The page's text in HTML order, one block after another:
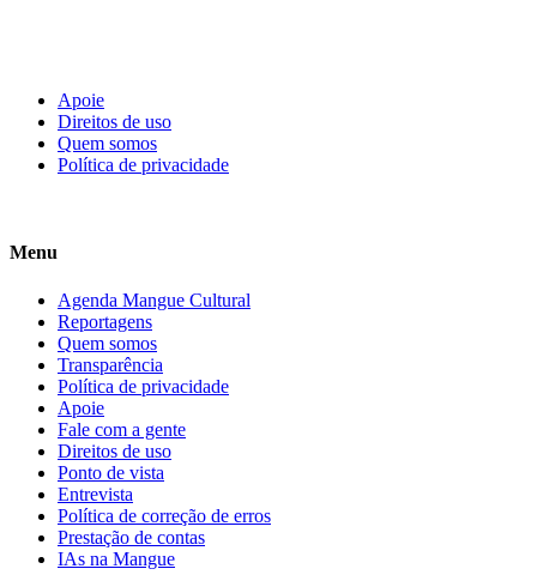
Apoie
Direitos de uso
Quem somos
Política de privacidade
Menu
Agenda Mangue Cultural
Reportagens
Quem somos
Transparência
Política de privacidade
Apoie
Fale com a gente
Direitos de uso
Ponto de vista
Entrevista
Política de correção de erros
Prestação de contas
IAs na Mangue